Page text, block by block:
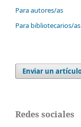
Para autores/as
Para bibliotecarios/as
Enviar un
Redes sociales